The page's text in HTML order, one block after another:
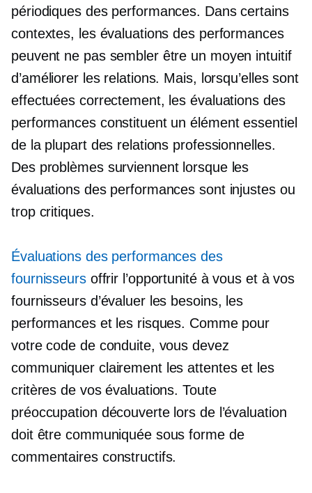
périodiques des performances. Dans certains
contextes, les évaluations des performances
peuvent ne pas sembler être un moyen intuitif
d’améliorer les relations. Mais, lorsqu’elles sont
effectuées correctement, les évaluations des
performances constituent un élément essentiel
de la plupart des relations professionnelles.
Des problèmes surviennent lorsque les
évaluations des performances sont injustes ou
trop critiques.
Évaluations des performances des
fournisseursoffrir l’opportunité à vous et à vos
fournisseurs d’évaluer les besoins, les
performances et les risques. Comme pour
votre code de conduite, vous devez
communiquer clairement les attentes et les
critères de vos évaluations. Toute
préoccupation découverte lors de l’évaluation
doit être communiquée sous forme de
commentaires constructifs.